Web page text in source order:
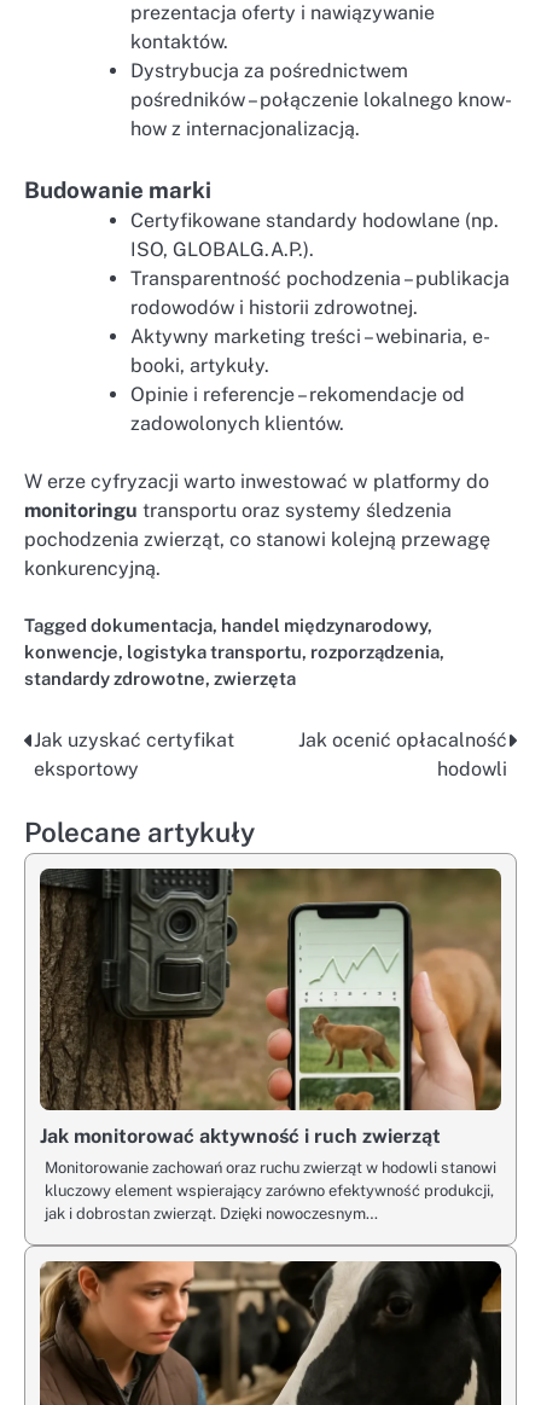
prezentacja oferty i nawiązywanie
kontaktów.
Dystrybucja za pośrednictwem
pośredników – połączenie lokalnego know-
how z internacjonalizacją.
Budowanie marki
Certyfikowane standardy hodowlane (np.
ISO, GLOBALG.A.P.).
Transparentność pochodzenia – publikacja
rodowodów i historii zdrowotnej.
Aktywny marketing treści – webinaria, e-
booki, artykuły.
Opinie i referencje – rekomendacje od
zadowolonych klientów.
W erze cyfryzacji warto inwestować w platformy do
monitoringu transportu oraz systemy śledzenia
pochodzenia zwierząt, co stanowi kolejną przewagę
konkurencyjną.
Tagged dokumentacja, handel międzynarodowy,
konwencje, logistyka transportu, rozporządzenia,
standardy zdrowotne, zwierzęta
Nawigacja
wpisu
Jak uzyskać certyfikat
eksportowy
Jak ocenić opłacalność
hodowli
Polecane artykuły
Jak monitorować aktywność i ruch zwierząt
Monitorowanie zachowań oraz ruchu zwierząt w hodowli stanowi
kluczowy element wspierający zarówno efektywność produkcji,
jak i dobrostan zwierząt. Dzięki nowoczesnym…